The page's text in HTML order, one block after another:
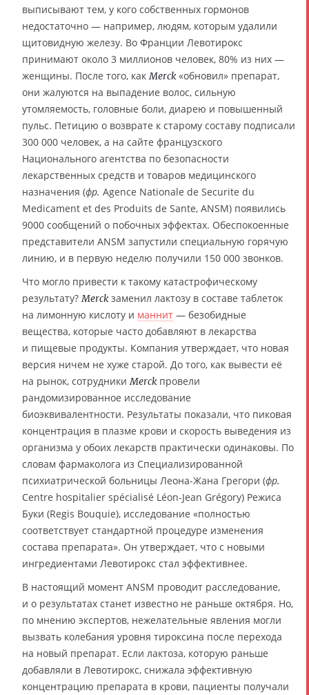
выписывают тем, у кого собственных гормонов
недостаточно — например, людям, которым удалили
щитовидную железу. Во Франции Левотирокс
принимают около 3 миллионов человек, 80% из них —
женщины. После того, как Merck «обновил» препарат,
они жалуются на выпадение волос, сильную
утомляемость, головные боли, диарею и повышенный
пульс. Петицию о возврате к старому составу подписали
300 000 человек, а на сайте французского
Национального агентства по безопасности
лекарственных средств и товаров медицинского
назначения (фр. Agence Nationale de Securite du
Medicament et des Produits de Sante, ANSM) появились
9000 сообщений о побочных эффектах. Обеспокоенные
представители ANSM запустили специальную горячую
линию, и в первую неделю получили 150 000 звонков.
Что могло привести к такому катастрофическому
результату? Merck заменил лактозу в составе таблеток
на лимонную кислоту и маннит — безобидные
вещества, которые часто добавляют в лекарства
и пищевые продукты. Компания утверждает, что новая
версия ничем не хуже старой. До того, как вывести её
на рынок, сотрудники Merck провели
рандомизированное исследование
биоэквивалентности. Результаты показали, что пиковая
концентрация в плазме крови и скорость выведения из
организма у обоих лекарств практически одинаковы. По
словам фармаколога из Специализированной
психиатрической больницы Леона-Жана Грегори (фр.
Centre hospitalier spécialisé Léon-Jean Grégory) Режиса
Буки (Regis Bouquie), исследование «полностью
соответствует стандартной процедуре изменения
состава препарата». Он утверждает, что с новыми
ингредиентами Левотирокс стал эффективнее.
В настоящий момент ANSM проводит расследование,
и о результатах станет известно не раньше октября. Но,
по мнению экспертов, нежелательные явления могли
вызвать колебания уровня тироксина после перехода
на новый препарат. Если лактоза, которую раньше
добавляли в Левотирокс, снижала эффективную
концентрацию препарата в крови, пациенты получали